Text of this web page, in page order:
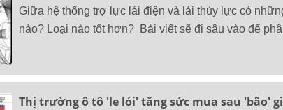
Giữa hệ thống trợ lực lái điện và lái thủy lực có
nào? Loại nào tốt hơn? Bài viết sẽ đi sâu vào để
Thị trường ô tô 'le lói' tăng sức mua sau 'bão'